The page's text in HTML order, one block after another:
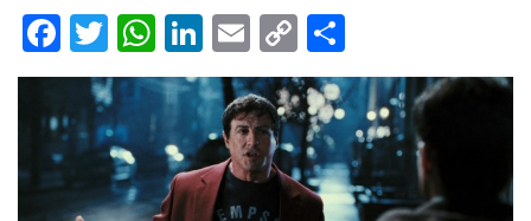
Facebook
Twitter
WhatsApp
LinkedIn
Email
Copy
Link